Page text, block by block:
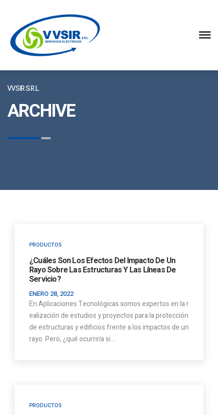
VVSIR S.R.L.
ARCHIVE
PRODUCTOS
¿Cuáles Son Los Efectos Del Impacto De Un
Rayo Sobre Las Estructuras Y Las Líneas De
Servicio?
ENERO 28, 2022
En Aplicaciones Tecnológicas somos expertos en la r
ealización de estudios y proyectos para la protección
de estructuras y edificios frente a los impactos de un
rayo. Pero, ¿qué ocurriría si…
PRODUCTOS